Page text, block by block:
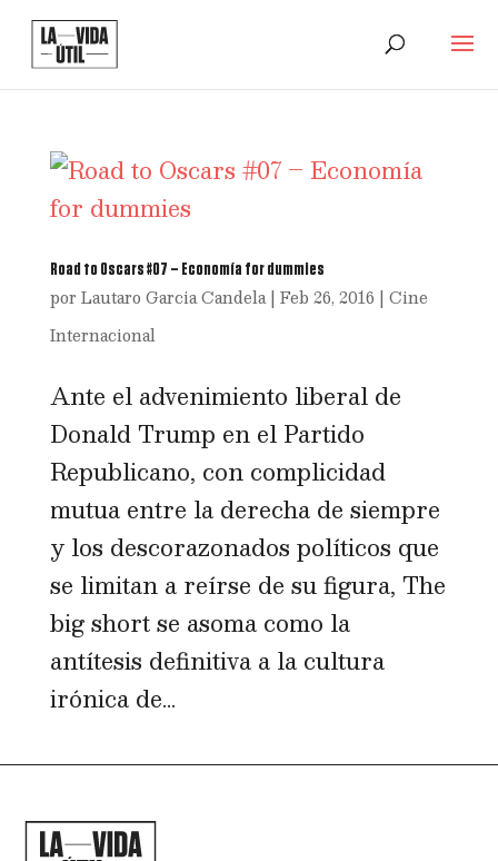
Road to Oscars #07 – Economía for dummies
por Lautaro Garcia Candela| Feb 26, 2016 | Cine
Internacional
Ante el advenimiento liberal de
Donald Trump en el Partido
Republicano, con complicidad
mutua entre la derecha de siempre
y los descorazonados políticos que
se limitan a reírse de su figura, The
big short se asoma como la
antítesis definitiva a la cultura
irónica de...